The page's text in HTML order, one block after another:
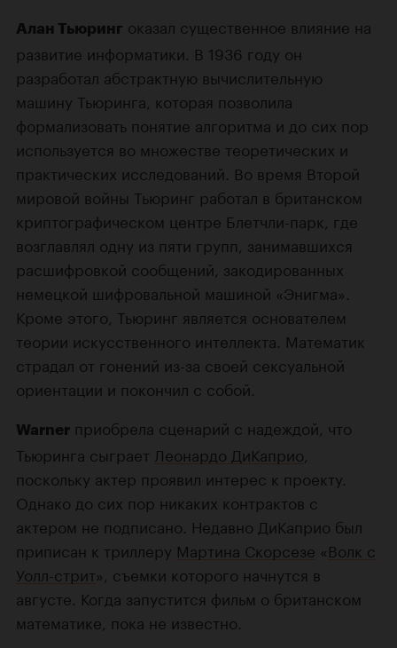
Алан Тьюринг оказал существенное влияние на
развитие информатики. В 1936 году он
разработал абстрактную вычислительную
машину Тьюринга, которая позволила
формализовать понятие алгоритма и до сих пор
используется во множестве теоретических и
практических исследований. Во время Второй
мировой войны Тьюринг работал в британском
криптографическом центре Блетчли-парк, где
возглавлял одну из пяти групп, занимавшихся
расшифровкой сообщений, закодированных
немецкой шифровальной машиной «Энигма».
Кроме этого, Тьюринг является основателем
теории искусственного интеллекта. Математик
страдал от гонений из-за своей сексуальной
ориентации и покончил с собой.
Warner приобрела сценарий с надеждой, что
Тьюринга сыграет Леонардо ДиКаприо
поскольку актер проявил интерес к проекту.
Однако до сих пор никаких контрактов с
актером не подписано. Недавно ДиКаприо был
приписан к триллеру Мартина Скорсезе «Волк с
Уолл-стрит», съемки которого начнутся в
августе. Когда запустится фильм о британском
математике, пока не известно.